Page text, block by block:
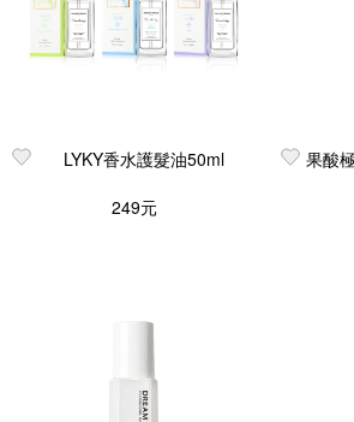
LYKY香水護髮油50ml
249元
果酸